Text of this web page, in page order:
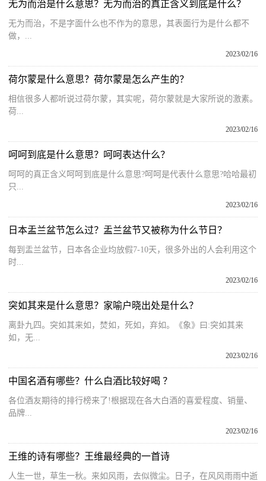
无为而治是什么意思？无为而治的真正含义到底是什么？
无为而治，不是字面什么也不作为的意思，其表面行为是什么都不
做，...
2023/02/16
荷尔蒙是什么意思？荷尔蒙是怎么产生的？
相信很多人都听说过荷尔蒙，其实呢，荷尔蒙就是大家所说的激素。
荷...
2023/02/16
呵呵到底是什么意思？呵呵表达什么？
呵呵的真正含义呵呵到底是什么意思?呵呵是代表什么意思?哈哈最初
只...
2023/02/16
日本盂兰盆节怎么过？盂兰盆节又被称为什么节日？
每到盂兰盆节，日本各企业均放假7-10天，很多外出的人会利用这个
时...
2023/02/16
突如其来是什么意思？家喻户晓出处是什么？
离卦九四。突如其来如，焚如，死如，弃如。《象》曰:突如其来
如，无...
2023/02/16
中国名酒有哪些？什么白酒比较好喝 ？
各位酒友期待的排行榜来了!根据现在各大白酒的喜爱程度、销量、
品牌...
2023/02/16
王维的诗有哪些？王维最经典的一首诗
人生一世，草生一秋。来如风雨，去似微尘。日子，在风风雨雨中逝